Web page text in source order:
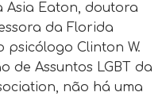
Asia Eaton, doutora
da Florida
Clinton W.
de Assuntos LGBT da
não há uma